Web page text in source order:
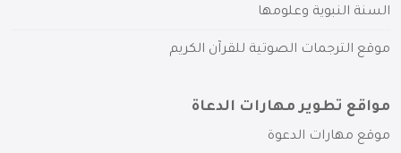
السنة النبوية وعلومها
موقع الترجمات الصوتية للقرآن الكريم
مواقع تطوير مهارات الدعاة
موقع مهارات الدعوة